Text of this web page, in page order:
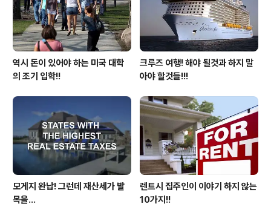
과연 저렴하게 구입을 할수있는 곳이 면세점일..
역시 돈이 있어야 하는 미국 대학
의 조기 입학!!
크루즈 여행! 해야 될것과 하지 말
아야 할것들!!!
모게지 완납! 그런데 재산세가 발
목을...
렌트시 집주인이 이야기 하지 않는
10가지!!